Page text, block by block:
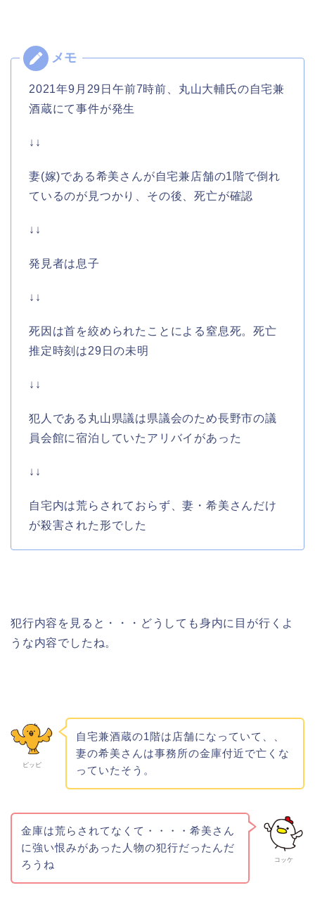
2021年9月29日午前7時前、丸山大輔氏の自宅兼
酒蔵にて事件が発生
↓↓
妻(嫁)である希美さんが自宅兼店舗の1階で倒れ
ているのが見つかり、その後、死亡が確認
↓↓
発見者は息子
↓↓
死因は首を絞められたことによる窒息死。死亡
推定時刻は29日の未明
↓↓
犯人である丸山県議は県議会のため長野市の議
員会館に宿泊していたアリバイがあった
↓↓
自宅内は荒らされておらず、妻・希美さんだけ
が殺害された形でした
犯行内容を見ると・・・どうしても身内に目が行くよ
うな内容でしたね。
ピッピ
自宅兼酒蔵の1階は店舗になっていて、、
妻の希美さんは事務所の金庫付近で亡くな
っていたそう。
コッケ
金庫は荒らされてなくて・・・・希美さん
に強い恨みがあった人物の犯行だったんだ
ろうね